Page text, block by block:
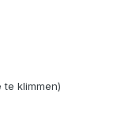
klimmen)